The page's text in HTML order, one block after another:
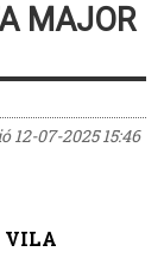
MAJOR
12-07-2025 15:46
VILA